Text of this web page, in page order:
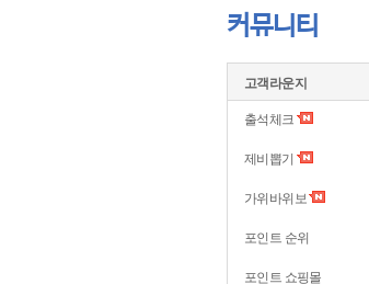
커뮤니티
고객라운지
출석체크
제비뽑기
가위바위보
포인트 순위
포인트 쇼핑몰